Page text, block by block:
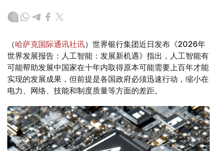
（哈萨克国际通讯社讯）世界银行集团近日发布《2026年
世界发展报告：人工智能：发展新机遇》指出，人工智能有
可能帮助发展中国家在十年内取得原本可能需要上百年才能
实现的发展成果，但前提是各国政府必须迅速行动，缩小在
电力、网络、技能和制度质量等方面的差距。